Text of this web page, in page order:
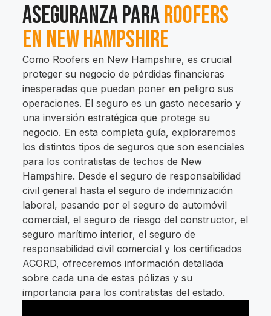
Aseguranza paraRoofers
en New Hampshire
Como Roofers en New Hampshire, es crucial
proteger su negocio de pérdidas financieras
inesperadas que puedan poner en peligro sus
operaciones. El seguro es un gasto necesario y
una inversión estratégica que protege su
negocio. En esta completa guía, exploraremos
los distintos tipos de seguros que son esenciales
para los contratistas de techos de New
Hampshire. Desde el seguro de responsabilidad
civil general hasta el seguro de indemnización
laboral, pasando por el seguro de automóvil
comercial, el seguro de riesgo del constructor, el
seguro marítimo interior, el seguro de
responsabilidad civil comercial y los certificados
ACORD, ofreceremos información detallada
sobre cada una de estas pólizas y su
importancia para los contratistas del estado.